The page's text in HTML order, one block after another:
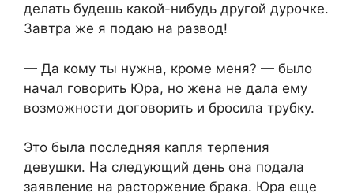
делать будешь какой-нибудь другой дурочке.
Завтра же я подаю на развод!
— Да кому ты нужна, кроме меня? — было
начал говорить Юра, но жена не дала ему
возможности договорить и бросила трубку.
Это была последняя капля терпения
девушки. На следующий день она подала
заявление на расторжение брака. Юра еще